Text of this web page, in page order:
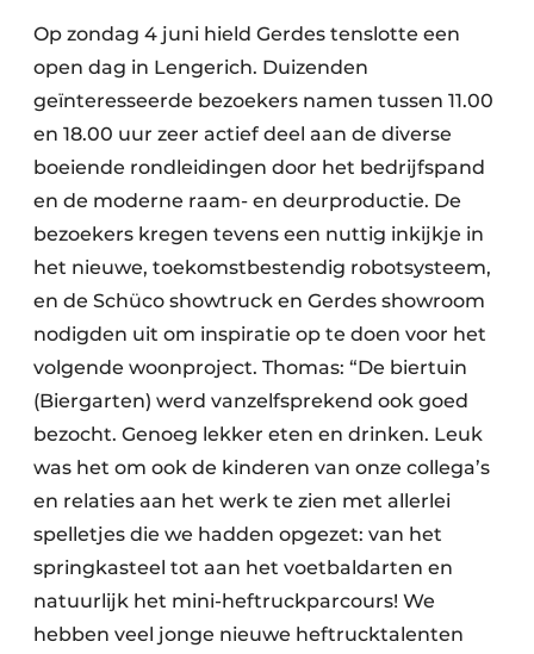
Op zondag 4 juni hield Gerdes tenslotte een
open dag in Lengerich. Duizenden
geïnteresseerde bezoekers namen tussen 11.00
en 18.00 uur zeer actief deel aan de diverse
boeiende rondleidingen door het bedrijfspand
en de moderne raam- en deurproductie. De
bezoekers kregen tevens een nuttig inkijkje in
het nieuwe, toekomstbestendig robotsysteem,
en de Schüco showtruck en Gerdes showroom
nodigden uit om inspiratie op te doen voor het
volgende woonproject. Thomas: “De biertuin
(Biergarten) werd vanzelfsprekend ook goed
bezocht. Genoeg lekker eten en drinken. Leuk
was het om ook de kinderen van onze collega’s
en relaties aan het werk te zien met allerlei
spelletjes die we hadden opgezet: van het
springkasteel tot aan het voetbaldarten en
natuurlijk het mini-heftruckparcours! We
hebben veel jonge nieuwe heftrucktalenten